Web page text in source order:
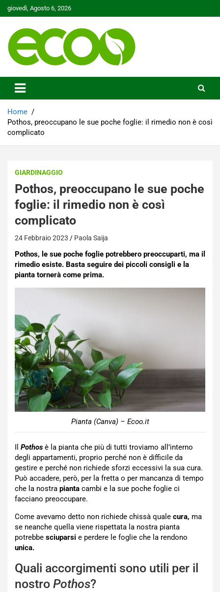
Skip
to
giovedì, Agosto 6, 2026
Ecoo.it
Home
Pothos, preoccupano le sue poche foglie: il rimedio non è così
complicato
GIARDINAGGIO
Pothos, preoccupano le sue poche
foglie: il rimedio non è così
complicato
24 Febbraio 2023 Paola Saija
Pothos, le sue poche foglie potrebbero preoccuparti, ma il
rimedio esiste. Basta seguire dei piccoli consigli e la
pianta tornerà come prima.
Pianta (Canva) – Ecoo.it
Il Pothos è la pianta che più di tutti troviamo all’interno
degli appartamenti, proprio perché non è difficile da
gestire e perché non richiede sforzi eccessivi la sua cura.
Può accadere, però, per la fretta o per mancanza di tempo
che la nostra pianta cambi e la sue poche foglie ci
facciano preoccupare.
Come avevamo detto non richiede chissà quale cura, ma
se neanche quella viene rispettata la nostra pianta
potrebbe sciuparsi e perdere le foglie che la rendono
unica.
Quali accorgimenti sono utili per il
nostro Pothos?